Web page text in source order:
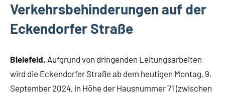
Verkehrsbehinderungen auf der
Eckendorfer Straße
Bielefeld. Aufgrund von dringenden Leitungsarbeiten
wird die Eckendorfer Straße ab dem heutigen Montag, 9.
September 2024, in Höhe der Hausnummer 71 (zwischen